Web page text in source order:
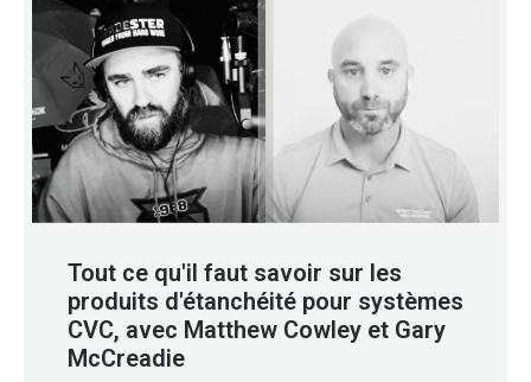
Tout ce qu'il faut savoir sur les
produits d'étanchéité pour systèmes
CVC, avec Matthew Cowley et Gary
McCreadie